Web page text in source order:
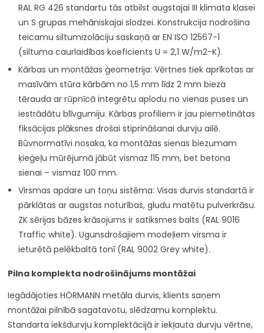
RAL RG 426 standartu tās atbilst augstajai III klimata klasei
un S grupas mehāniskajai slodzei. Konstrukcija nodrošina
teicamu siltumizolāciju saskaņā ar EN ISO 12567-1
(siltuma caurlaidības koeficients U = 2,1 W/m2-K).
Kārbas un montāžas ģeometrija: Vērtnes tiek aprīkotas ar
masīvām stūra kārbām no 1,5 mm līdz 2 mm bieza
tērauda ar rūpnīcā integrētu aplodu no vienas puses un
iestrādātu blīvgumiju. Kārbas profiliem ir jau piemetinātas
fiksācijas plāksnes drošai stiprināšanai durvju ailē.
Būvnormatīvi nosaka, ka montāžas sienas biezumam
ķieģeļu mūrējumā jābūt vismaz 115 mm, bet betona
sienai – vismaz 100 mm.
Virsmas apdare un toņu sistēma: Visas durvis standartā ir
pārklātas ar augstas noturības, gludu matētu pulverkrāsu.
ZK sērijas bāzes krāsojums ir satiksmes balts (RAL 9016
Traffic white). Ugunsdrošajiem modeļiem virsma ir
ieturētā pelēkbaltā tonī (RAL 9002 Grey white).
Pilna komplekta nodrošinājums montāžai
Iegādājoties HÖRMANN metāla durvis, klients saņem
montāžai pilnībā sagatavotu, slēdzamu komplektu.
Standarta iekšdurvju komplektācijā ir iekļauta durvju vērtne,